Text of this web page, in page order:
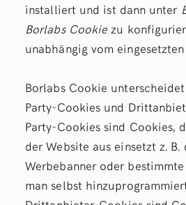
installiert und ist dann unter
Borlabs Cookiezu
unabhängig vom
Borlabs Cookie
Party-Cookies und
Party-Cookies sind Cookies,
der Website aus einsetzt z. B.
Werbebanner oder
man selbst